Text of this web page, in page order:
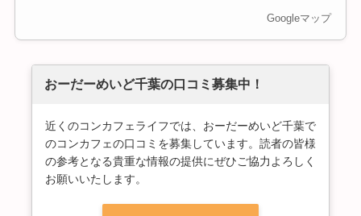
Googleマップ
おーだーめいど千葉の口コミ募集中！
近くのコンカフェライフでは、おーだーめいど千葉で
のコンカフェの口コミを募集しています。読者の皆様
の参考となる貴重な情報の提供にぜひご協力よろしく
お願いいたします。